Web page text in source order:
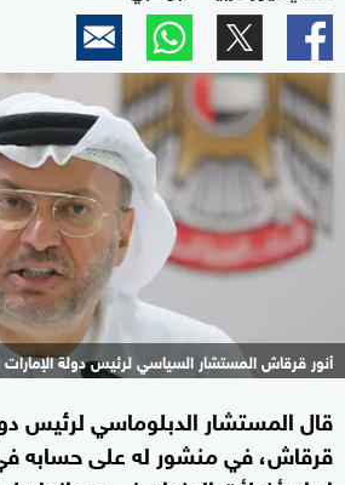
أنور قرقاش المستشار السياسي لرئيس دولة الإمارات
قال المستشار الدبلوماسي لرئيس
قرقاش، في منشور له على حسابه